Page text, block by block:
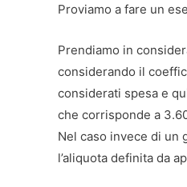
Proviamo a fare un
Prendiamo in
considerando il
considerati spesa e
che corrisponde a
Nel caso invece di un
l’aliquota definita da